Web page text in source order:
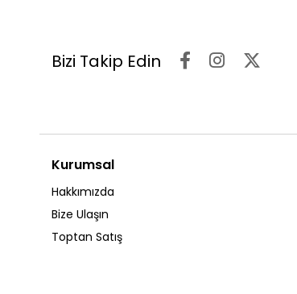
Bizi Takip Edin
Kurumsal
Hakkımızda
Bize Ulaşın
Toptan Satış